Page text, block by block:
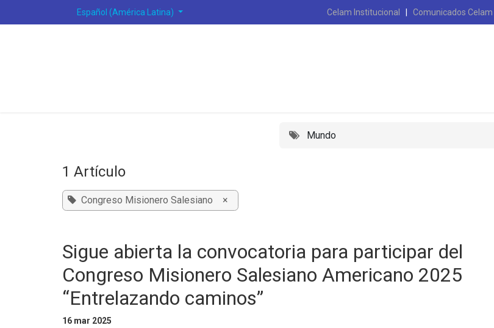
Español (América Latina) Celam Institucional | Comunicados Celam
Mundo
1 Artículo
Congreso Misionero Salesiano ×
Sigue abierta la convocatoria para participar del
Congreso Misionero Salesiano Americano 2025
“Entrelazando caminos”
16 mar 2025